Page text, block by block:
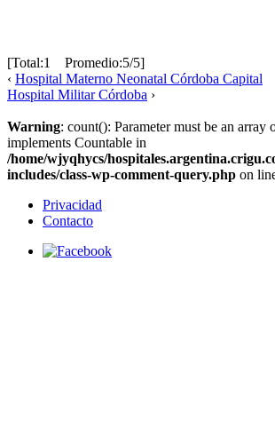
[Total:1 Promedio:5/5]
‹ Hospital Materno Neonatal Córdoba Capital
Hospital Militar Córdoba ›
Warning: count(): Parameter must be an array
implements Countable in
/home/wjyqhycs/
includes/class-wp-comment-query.php on
Privacidad
Contacto